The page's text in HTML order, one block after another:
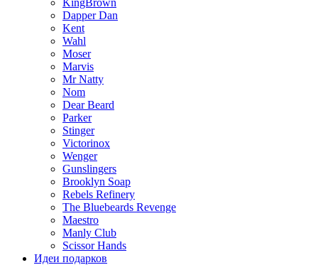
KingBrown
Dapper Dan
Kent
Wahl
Moser
Marvis
Mr Natty
Nom
Dear Beard
Parker
Stinger
Victorinox
Wenger
Gunslingers
Brooklyn Soap
Rebels Refinery
The Bluebeards Revenge
Maestro
Manly Club
Scissor Hands
Идеи подарков